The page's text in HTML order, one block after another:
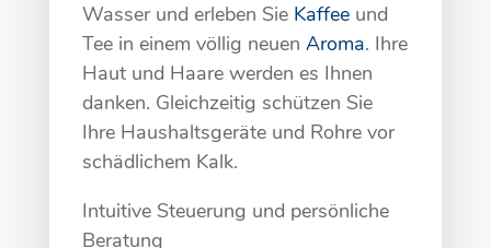
Wasser und erleben Sie Kaffeeund
Tee in einem völlig neuen Aroma. Ihre
Haut und Haare werden es Ihnen
danken. Gleichzeitig schützen Sie
Ihre Haushaltsgeräte und Rohre vor
schädlichem Kalk.
Intuitive Steuerung und persönliche
Beratung